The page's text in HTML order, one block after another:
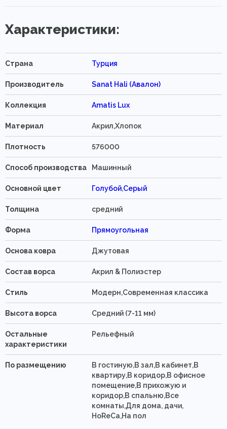
Характеристики:
Страна Турция
Производитель Sanat Hali (Авалон)
Коллекция Amatis Lux
Материал Акрил,Хлопок
Плотность 576000
Способ производства Машинный
Основной цвет Голубой,Серый
Толщина средний
Форма Прямоугольная
Основа ковра Джутовая
Состав ворса Акрил & Полиэстер
Стиль Модерн,Современная классика
Высота ворса Средний (7-11 мм)
Остальные
характеристики
Рельефный
По размещению
В гостиную,В зал,В кабинет,В
квартиру,В коридор,В офисное
помещение,В прихожую и
коридор,В спальню,Все
комнаты,Для дома, дачи,
HoReCa,На пол